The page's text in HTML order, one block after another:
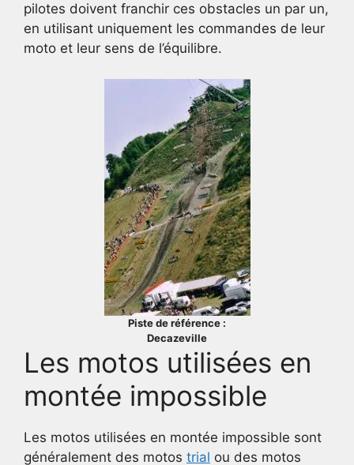
pilotes doivent franchir ces obstacles un par un,
en utilisant uniquement les commandes de leur
moto et leur sens de l’équilibre.
Piste de référence :
Decazeville
Les motos utilisées en
montée impossible
Les motos utilisées en montée impossible sont
généralement des motos trial ou des motos